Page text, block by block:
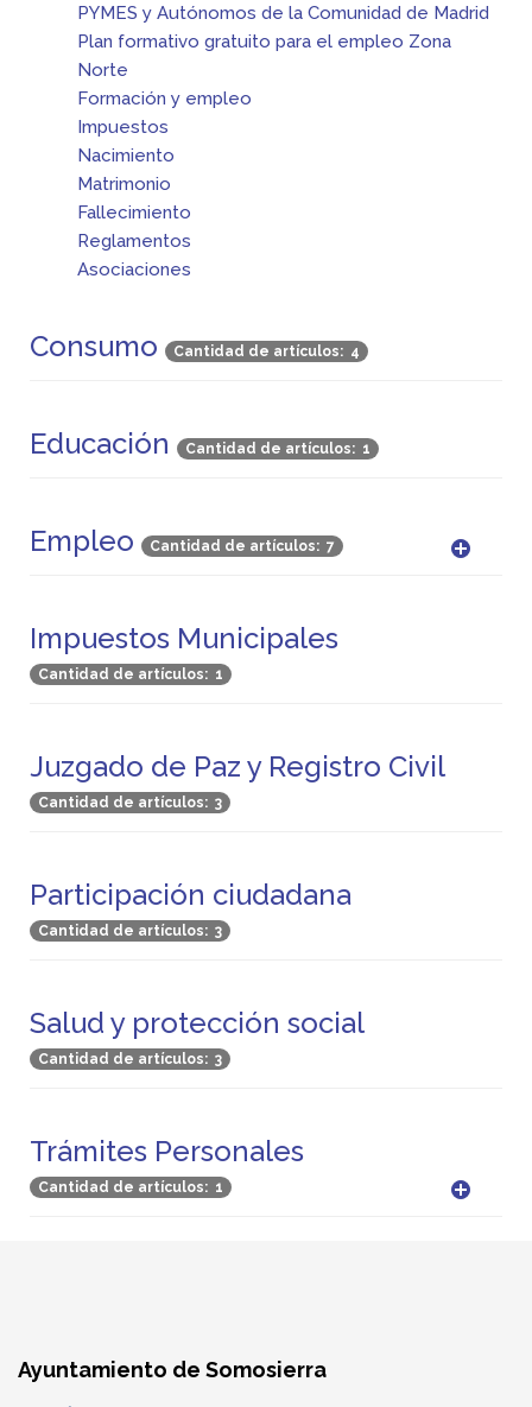
PYMES y Autónomos de la Comunidad de Madrid
Plan formativo gratuito para el empleo Zona
Norte
Formación y empleo
Impuestos
Nacimiento
Matrimonio
Fallecimiento
Reglamentos
Asociaciones
Consumo Cantidad de artículos: 4
Educación Cantidad de artículos: 1
Empleo Cantidad de artículos: 7
Impuestos Municipales
Cantidad de artículos: 1
Juzgado de Paz y Registro Civil
Cantidad de artículos: 3
Participación ciudadana
Cantidad de artículos: 3
Salud y protección social
Cantidad de artículos: 3
Trámites Personales
Cantidad de artículos: 1
Ayuntamiento de Somosierra